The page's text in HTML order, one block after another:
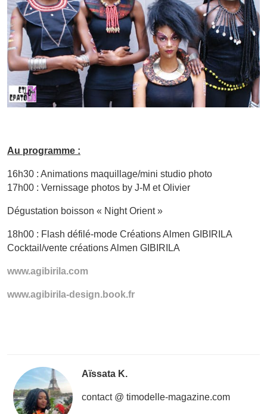
Au programme :
16h30 : Animations maquillage/mini studio photo
17h00 : Vernissage photos by J-M et Olivier
Dégustation boisson « Night Orient »
18h00 : Flash défilé-mode Créations Almen GIBIRILA
Cocktail/vente créations Almen GIBIRILA
www.agibirila.com
www.agibirila-design.book.fr
Aïssata K.
contact @ timodelle-magazine.com